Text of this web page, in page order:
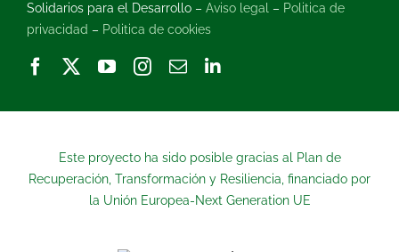
Solidarios para el Desarrollo – Aviso legal – Politica de
privacidad – Politica de cookies
Este proyecto ha sido posible gracias al Plan de
Recuperación, Transformación y Resiliencia, financiado por
la Unión Europea-Next Generation UE